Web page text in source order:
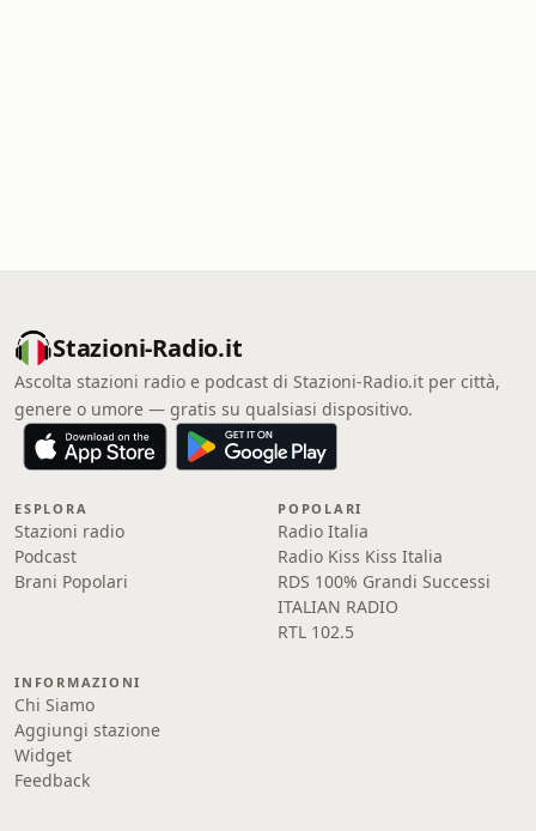
Stazioni-Radio.it
Ascolta stazioni radio e podcast di Stazioni-Radio.it per città,
genere o umore — gratis su qualsiasi dispositivo.
ESPLORA
Stazioni radio
Podcast
Brani Popolari
POPOLARI
Radio Italia
Radio Kiss Kiss Italia
RDS 100% Grandi Successi
ITALIAN RADIO
RTL 102.5
INFORMAZIONI
Chi Siamo
Aggiungi stazione
Widget
Feedback